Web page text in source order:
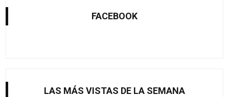
FACEBOOK
LAS MÁS VISTAS DE LA SEMANA